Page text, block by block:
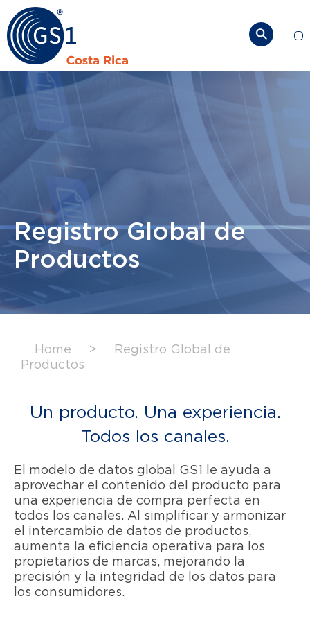
Registro Global de
Productos
Home >
Registro Global de
Productos
Un producto. Una experiencia.
Todos los canales.
El modelo de datos global GS1 le ayuda a
aprovechar el contenido del producto para
una experiencia de compra perfecta en
todos los canales. Al simplificar y armonizar
el intercambio de datos de productos,
aumenta la eficiencia operativa para los
propietarios de marcas, mejorando la
precisión y la integridad de los datos para
los consumidores.